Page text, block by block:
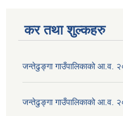
कर तथा शुल्कहरु
जन्तेढुङ्गा गाउँपालिकाको
जन्तेढुङ्गा गाउँपालिकाको